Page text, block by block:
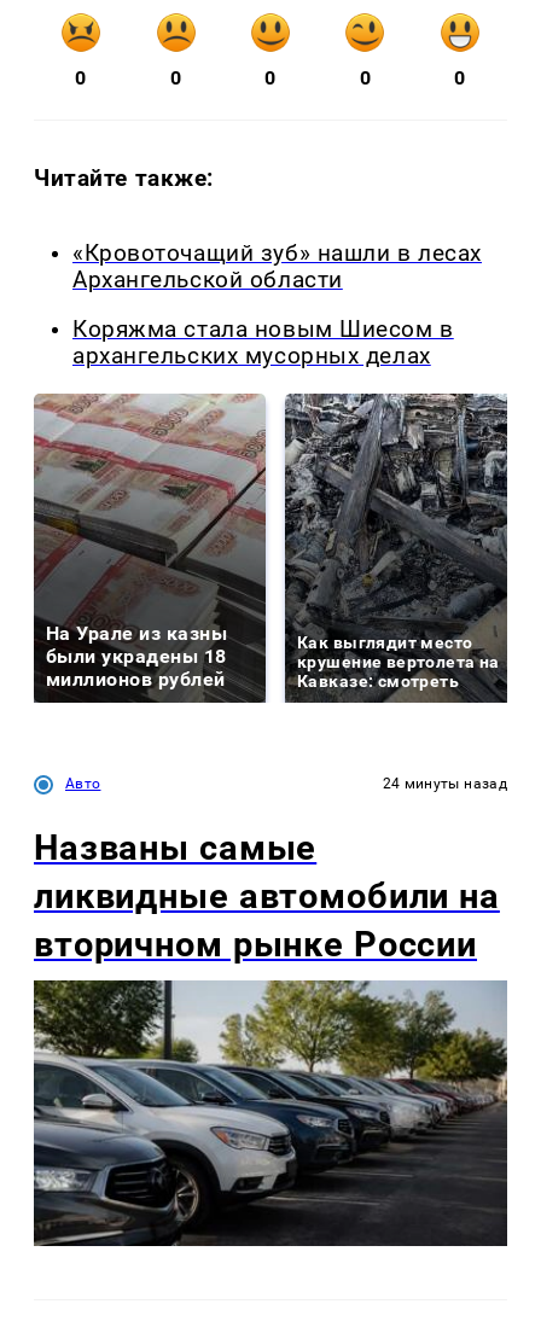
0 0 0 0 0
Читайте также:
«Кровоточащий зуб» нашли в лесах
Архангельской области
Коряжма стала новым Шиесом в
архангельских мусорных делах
На Урале из казны
были украдены 18
миллионов рублей
Как выглядит место
крушение вертолета на
Кавказе: смотреть
Авто 24 минуты назад
Названы самые
ликвидные автомобили на
вторичном рынке России